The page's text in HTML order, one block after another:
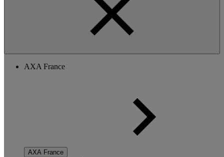
AXA France
AXA France